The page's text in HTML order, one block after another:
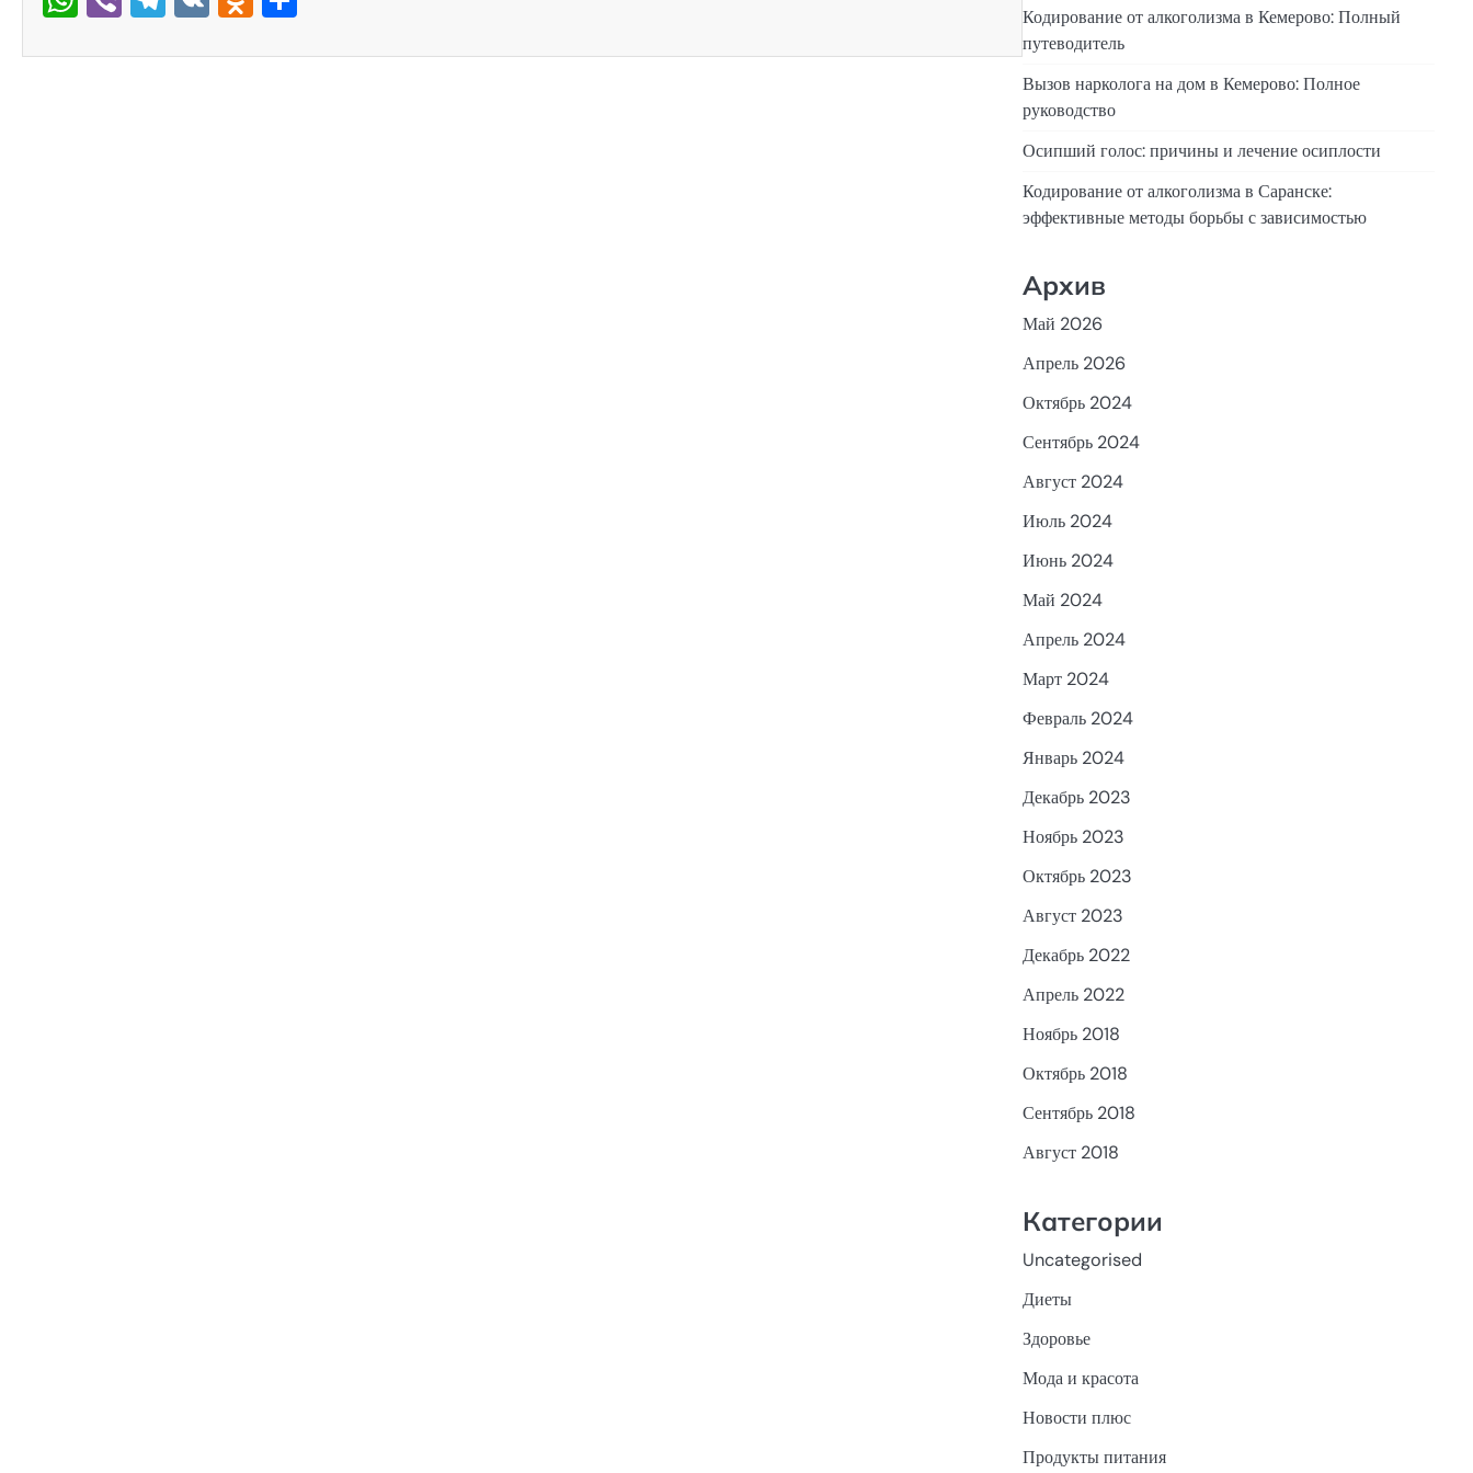
Кодирование от алкоголизма в Кемерово: Полный
путеводитель
Вызов нарколога на дом в Кемерово: Полное
руководство
Осипший голос: причины и лечение осиплости
Кодирование от алкоголизма в Саранске:
эффективные методы борьбы с зависимостью
Архив
Май 2026
Апрель 2026
Октябрь 2024
Сентябрь 2024
Август 2024
Июль 2024
Июнь 2024
Май 2024
Апрель 2024
Март 2024
Февраль 2024
Январь 2024
Декабрь 2023
Ноябрь 2023
Октябрь 2023
Август 2023
Декабрь 2022
Апрель 2022
Ноябрь 2018
Октябрь 2018
Сентябрь 2018
Август 2018
Категории
Uncategorised
Диеты
Здоровье
Мода и красота
Новости плюс
Продукты питания